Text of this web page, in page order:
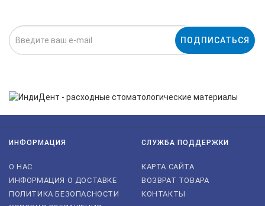
ПОДПИСАТЬСЯ
ИНФОРМАЦИЯ
О НАС
ИНФОРМАЦИЯ О ДОСТАВКЕ
ПОЛИТИКА БЕЗОПАСНОСТИ
СЛУЖБА ПОДДЕРЖКИ
КАРТА САЙТА
ВОЗВРАТ ТОВАРА
КОНТАКТЫ